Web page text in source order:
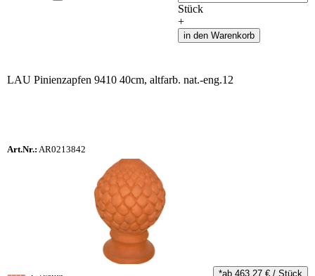
Stück
+
in den Warenkorb
LAU Pinienzapfen 9410 40cm, altfarb. nat.-eng.12
Art.Nr.: AR0213842
*ab 463,27 €/ Stück